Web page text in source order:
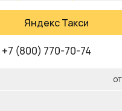
Яндекс Такси
+7 (800) 770-70-74